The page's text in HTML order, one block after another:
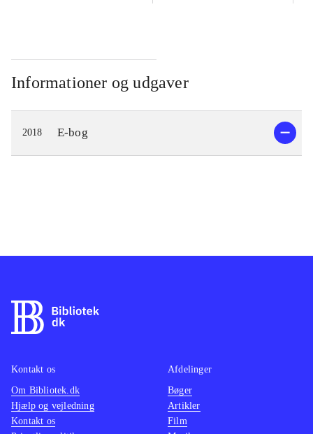
Informationer og udgaver
2018 E-bog
Kontakt os
Om Bibliotek.dk
Hjælp og vejledning
Kontakt os
Afdelinger
Bøger
Artikler
Film